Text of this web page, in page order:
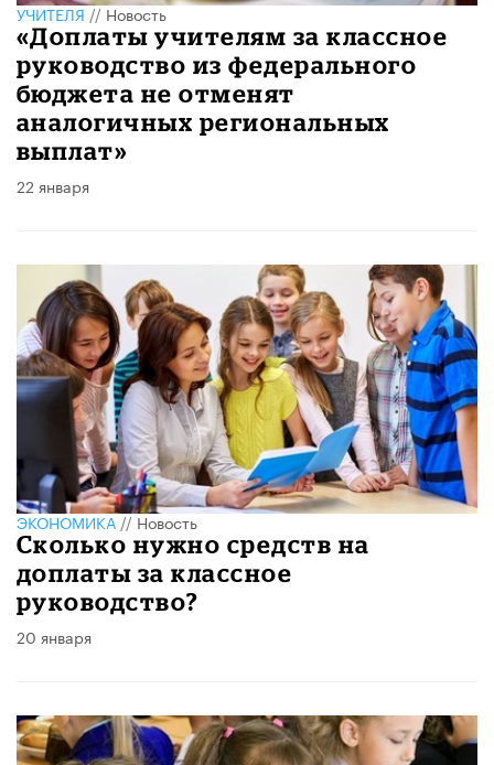
УЧИТЕЛЯ//Новость
«Доплаты учителям за классное
руководство из федерального
бюджета не отменят
аналогичных региональных
выплат»
22 января
ЭКОНОМИКА//Новость
Сколько нужно средств на
доплаты за классное
руководство?
20 января